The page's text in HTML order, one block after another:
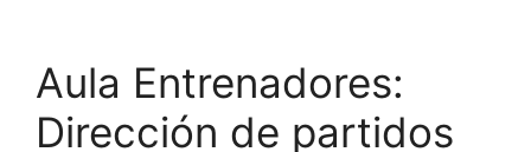
Aula Entrenadores:
Dirección de partidos